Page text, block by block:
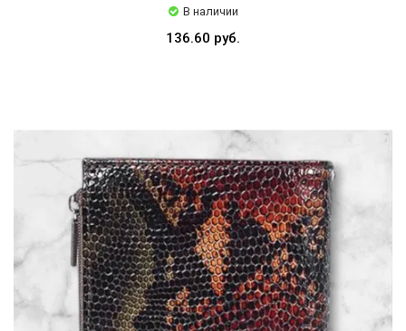
В наличии
136.60 руб.